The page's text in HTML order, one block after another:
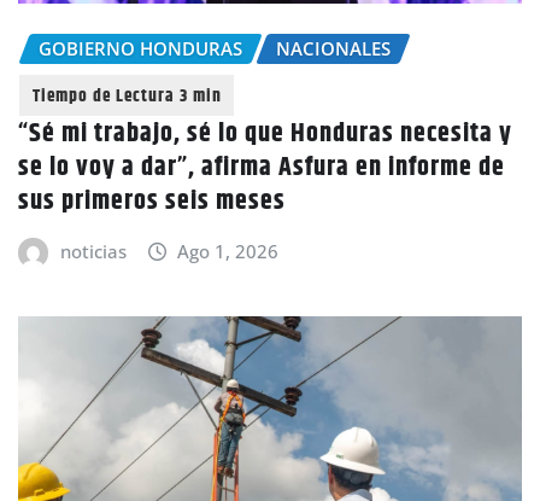
GOBIERNO HONDURAS NACIONALES
“Sé mi trabajo, sé lo que Honduras necesita y
se lo voy a dar”, afirma Asfura en informe de
sus primeros seis meses
noticias Ago 1, 2026